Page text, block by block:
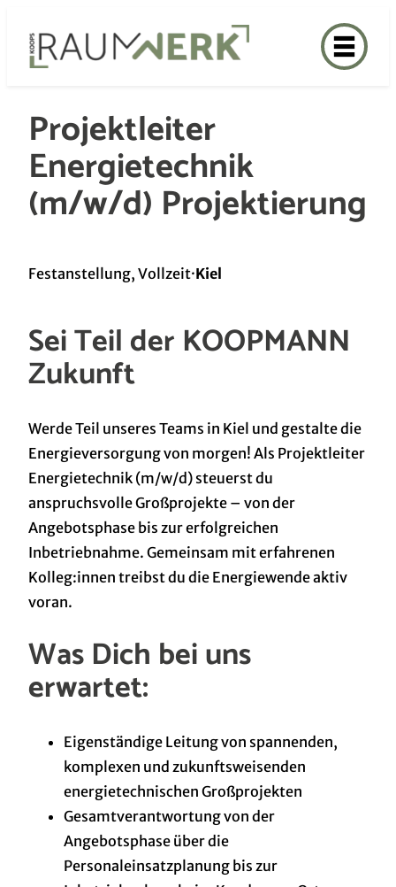
Inhalt
springen
Projektleiter
Energietechnik
(m/w/d) Projektierung
Festanstellung, Vollzeit·Kiel
Sei Teil der KOOPMANN
Zukunft
Werde Teil unseres Teams in Kiel und gestalte die
Energieversorgung von morgen! Als Projektleiter
Energietechnik (m/w/d) steuerst du
anspruchsvolle Großprojekte – von der
Angebotsphase bis zur erfolgreichen
Inbetriebnahme. Gemeinsam mit erfahrenen
Kolleg:innen treibst du die Energiewende aktiv
voran.
Was Dich bei uns
erwartet:
Eigenständige Leitung von spannenden,
komplexen und zukunftsweisenden
energietechnischen Großprojekten
Gesamtverantwortung von der
Angebotsphase über die
Personaleinsatzplanung bis zur